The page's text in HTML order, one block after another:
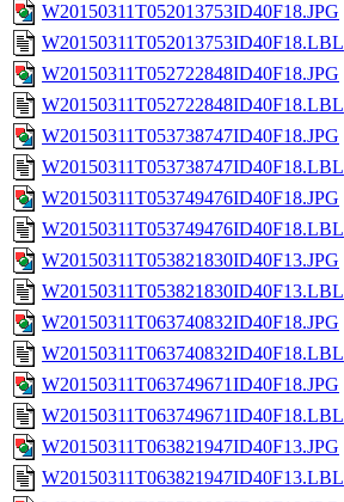
W20150311T052013753ID40F18.JPG
W20150311T052013753ID40F18.LBL
W20150311T052722848ID40F18.JPG
W20150311T052722848ID40F18.LBL
W20150311T053738747ID40F18.JPG
W20150311T053738747ID40F18.LBL
W20150311T053749476ID40F18.JPG
W20150311T053749476ID40F18.LBL
W20150311T053821830ID40F13.JPG
W20150311T053821830ID40F13.LBL
W20150311T063740832ID40F18.JPG
W20150311T063740832ID40F18.LBL
W20150311T063749671ID40F18.JPG
W20150311T063749671ID40F18.LBL
W20150311T063821947ID40F13.JPG
W20150311T063821947ID40F13.LBL